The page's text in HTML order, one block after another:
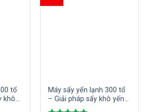
tổ
khô
Máy sấy yến lạnh 300 tổ
– Giải pháp sấy khô yến
trắng đẹp